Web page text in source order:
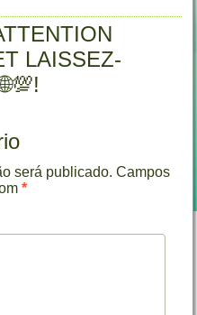
LAISSEZ-
será publicado. Campos
*